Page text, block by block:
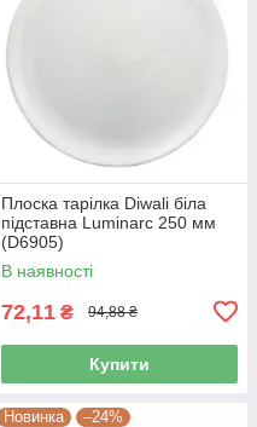
Плоска тарілка Diwali біла
підставна Luminarc 250 мм
(D6905)
В наявності
72,11 ₴ 94,88 ₴
Купити
Новинка –24%